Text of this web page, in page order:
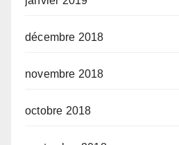
décembre 2018
novembre 2018
octobre 2018